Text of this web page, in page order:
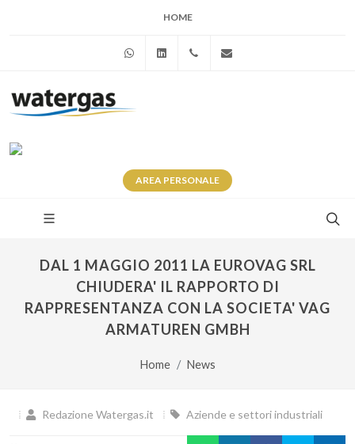
HOME
WhatsAppLinkedin+39 345 281 0246
AREA PERSONALE
DAL 1 MAGGIO 2011 LA EUROVAG SRL
CHIUDERA' IL RAPPORTO DI
RAPPRESENTANZA CON LA SOCIETA' VAG
ARMATUREN GMBH
Home News
Redazione Watergas.it Aziende e settori industriali